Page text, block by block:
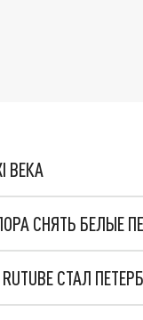
ВЕКА
СНЯТЬ БЕЛЫЕ
СТАЛ